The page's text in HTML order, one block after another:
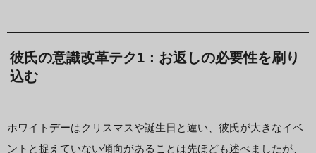
彼氏の意識改革テク1：お返しの必要性を刷り
込む
ホワイトデーはクリスマスや誕生日と違い、彼氏が大きなイベ
ントと捉えていない傾向があることは先ほども述べましたが、